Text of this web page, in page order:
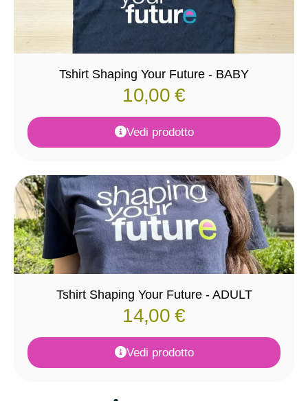
Tshirt Shaping Your Future - BABY
10,00€
Vedi prodotto
Tshirt Shaping Your Future - ADULT
14,00€
Vedi prodotto